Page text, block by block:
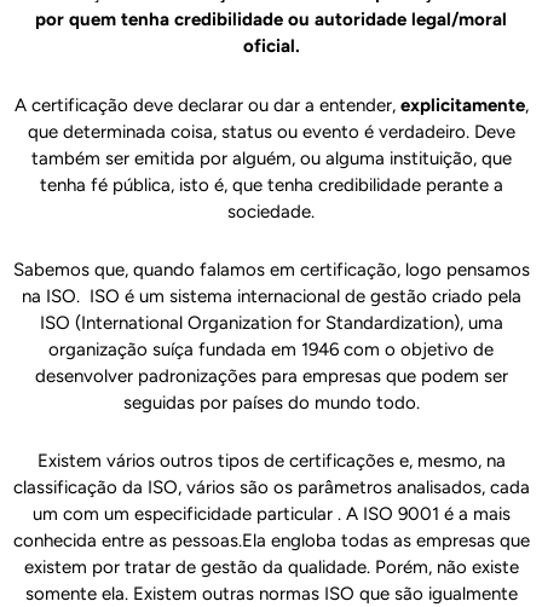
por quem tenha credibilidade ou autoridade legal/moral
oficial.
A certificação deve declarar ou dar a entender,explicitamente,
que determinada coisa, status ou evento é verdadeiro. Deve
também ser emitida por alguém, ou alguma instituição, que
tenha fé pública, isto é, que tenha credibilidade perante a
sociedade.
Sabemos que, quando falamos em certificação, logo pensamos
na ISO. ISO é um sistema internacional de gestão criado pela
ISO (International Organization for Standardization), uma
organização suíça fundada em 1946 com o objetivo de
desenvolver padronizações para empresas que podem ser
seguidas por países do mundo todo.
Existem vários outros tipos de certificações e, mesmo, na
classificação da ISO, vários são os parâmetros analisados, cada
um com um especificidade particular . A ISO 9001 é a mais
conhecida entre as pessoas.Ela engloba todas as empresas que
existem por tratar de gestão da qualidade. Porém, não existe
somente ela. Existem outras normas ISO que são igualmente